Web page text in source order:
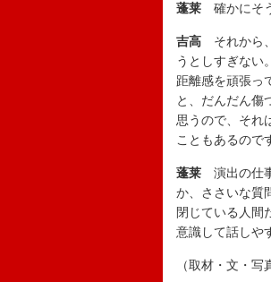
蓬莱 確かにそ
吉高 それから
うとしすぎない
距離感を頑張っ
と、だんだん傷
思うので、それ
こともあるので
蓬莱 演出の仕
か、ささいな質
閉じている人間
意識して話しや
（取材・文・写